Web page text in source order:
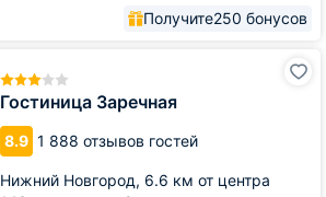
Получите250 бонусов
Гостиница Заречная
8.9 1 888 отзывов гостей
Нижний Новгород, 6.6 км от центра